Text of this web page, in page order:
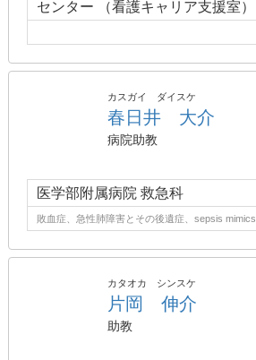
センター （看護キャリア支援室）
カスガイ ダイスケ
春日井 大介
病院助教
医学部附属病院 救急科
敗血症、急性肺障害とその後遺症、sepsis mimics
カタオカ シンスケ
片岡 伸介
助教